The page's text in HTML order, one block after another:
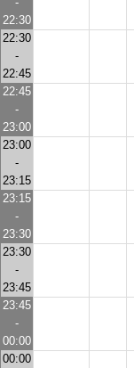
22:30
22:30
-
22:45
22:45
-
23:00
23:00
-
23:15
23:15
-
23:30
23:30
-
23:45
23:45
-
00:00
00:00